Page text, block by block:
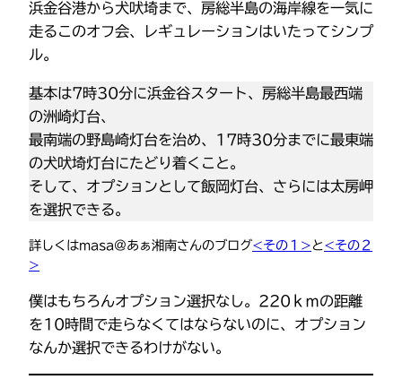
浜金谷港から犬吠埼まで、房総半島の海岸線を一気に
走るこのオフ会、レギュレーションはいたってシンプ
ル。
基本は7時30分に浜金谷スタート、房総半島最西端
の洲崎灯台、
最南端の野島崎灯台を治め、17時30分までに最東端
の犬吠埼灯台にたどり着くこと。
そして、オプションとして飯岡灯台、さらには太房岬
を選択できる。
詳しくはmasa@あぁ湘南さんのブログ<その１> と <その２
>
僕はもちろんオプション選択なし。220ｋｍの距離
を10時間で走らなくてはならないのに、オプション
なんか選択できるわけがない。